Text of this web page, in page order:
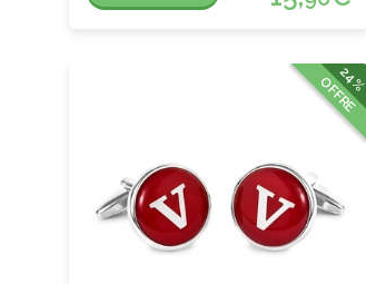
24%
OFFRE